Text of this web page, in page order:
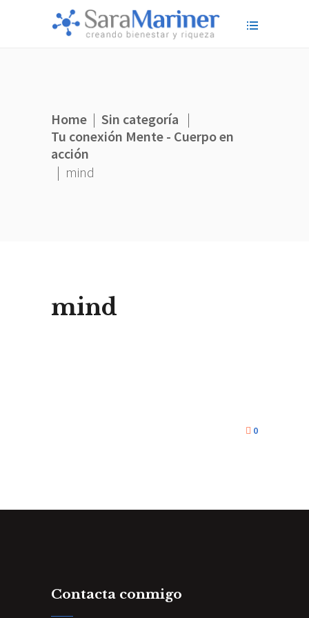
Home | Sin categoría |
Tu conexión Mente - Cuerpo en
acción
| mind
mind
0
Contacta conmigo